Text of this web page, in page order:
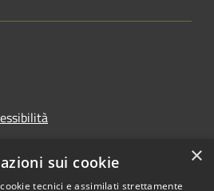
×
sui cookie
tecnici e assimilati strettamente